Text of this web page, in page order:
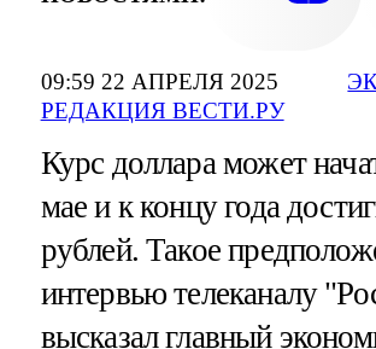
09:59 22 АПРЕЛЯ 2025
РЕДАКЦИЯ ВЕСТИ.РУ
Курс доллара может
мае и к концу года
рублей. Такое
интервью телеканалу
высказал главный